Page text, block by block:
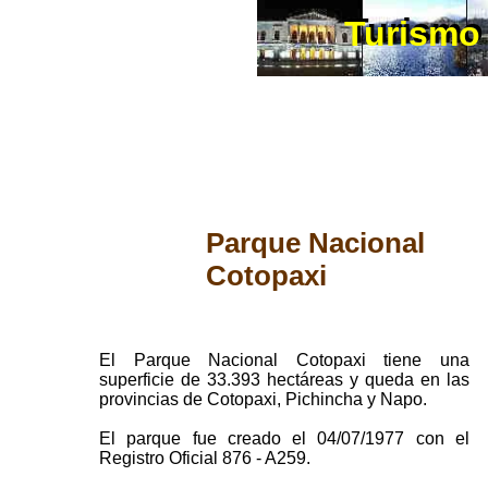
El Parque Nacional Cotopaxi tiene una
superficie de 33.393 hectáreas y queda en las
provincias de Cotopaxi, Pichincha y Napo.
El parque fue creado el 04/07/1977 con el
Registro Oficial 876 - A259.
Parque Nacional
Cotopaxi